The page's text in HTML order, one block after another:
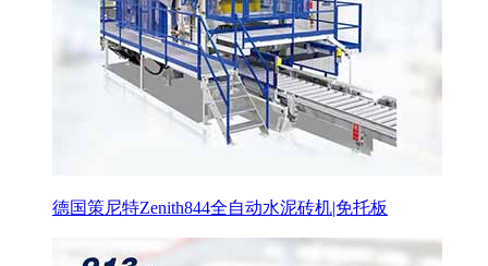
德国策尼特Zenith844全自动水泥砖机|免托板